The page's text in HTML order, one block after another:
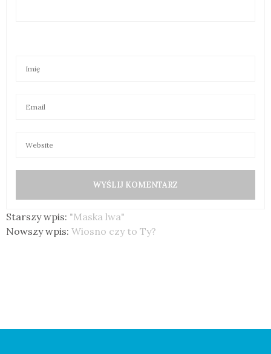
Starszy wpis: "Maska lwa"
Nowszy wpis: Wiosno czy to Ty?